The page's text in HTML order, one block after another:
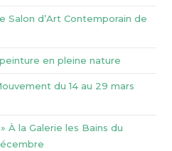
d’Art Contemporain de
en pleine nature
du 14 au 29 mars
À la Galerie les Bains du